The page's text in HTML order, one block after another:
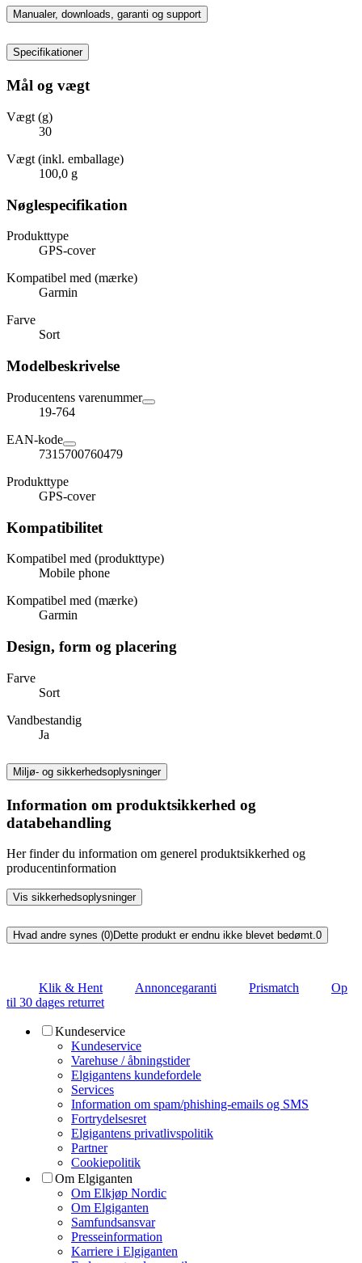
Manualer, downloads, garanti og support
Specifikationer
Mål og vægt
Vægt (g)
30
Vægt (inkl. emballage)
100,0 g
Nøglespecifikation
Produkttype
GPS-cover
Kompatibel med (mærke)
Garmin
Farve
Sort
Modelbeskrivelse
Producentens varenummer
19-764
EAN-kode
7315700760479
Produkttype
GPS-cover
Kompatibilitet
Kompatibel med (produkttype)
Mobile phone
Kompatibel med (mærke)
Garmin
Design, form og placering
Farve
Sort
Vandbestandig
Ja
Miljø- og sikkerhedsoplysninger
Information om produktsikkerhed og
databehandling
Her finder du information om generel produktsikkerhed og
producentinformation
Vis sikkerhedsoplysninger
Hvad andre synes (0)Dette produkt er endnu ikke blevet bedømt.0
Klik & Hent Annoncegaranti Prismatch
Op
til 30 dages returret
Kundeservice
Kundeservice
Varehuse / åbningstider
Elgigantens kundefordele
Services
Information om spam/phishing-emails og SMS
Fortrydelsesret
Elgigantens privatlivspolitik
Partner
Cookiepolitik
Om Elgiganten
Om Elkjøp Nordic
Om Elgiganten
Samfundsansvar
Presseinformation
Karriere i Elgiganten